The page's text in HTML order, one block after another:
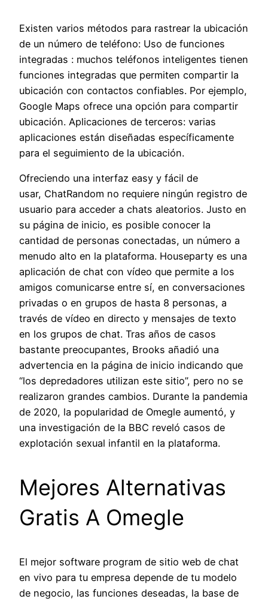
Existen varios métodos para rastrear la ubicación
de un número de teléfono: Uso de funciones
integradas : muchos teléfonos inteligentes tienen
funciones integradas que permiten compartir la
ubicación con contactos confiables. Por ejemplo,
Google Maps ofrece una opción para compartir
ubicación. Aplicaciones de terceros: varias
aplicaciones están diseñadas específicamente
para el seguimiento de la ubicación.
Ofreciendo una interfaz easy y fácil de
usar, ChatRandom no requiere ningún registro de
usuario para acceder a chats aleatorios. Justo en
su página de inicio, es posible conocer la
cantidad de personas conectadas, un número a
menudo alto en la plataforma. Houseparty es una
aplicación de chat con vídeo que permite a los
amigos comunicarse entre sí, en conversaciones
privadas o en grupos de hasta 8 personas, a
través de vídeo en directo y mensajes de texto
en los grupos de chat. Tras años de casos
bastante preocupantes, Brooks añadió una
advertencia en la página de inicio indicando que
“los depredadores utilizan este sitio”, pero no se
realizaron grandes cambios. Durante la pandemia
de 2020, la popularidad de Omegle aumentó, y
una investigación de la BBC reveló casos de
explotación sexual infantil en la plataforma.
Mejores Alternativas
Gratis A Omegle
El mejor software program de sitio web de chat
en vivo para tu empresa depende de tu modelo
de negocio, las funciones deseadas, la base de